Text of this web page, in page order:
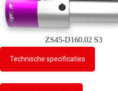
ZS45-D160.02 S3
Technische specificaties